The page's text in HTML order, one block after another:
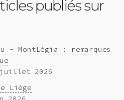
publiés sur
- MontLégia : remarques
juillet 2026
Liège